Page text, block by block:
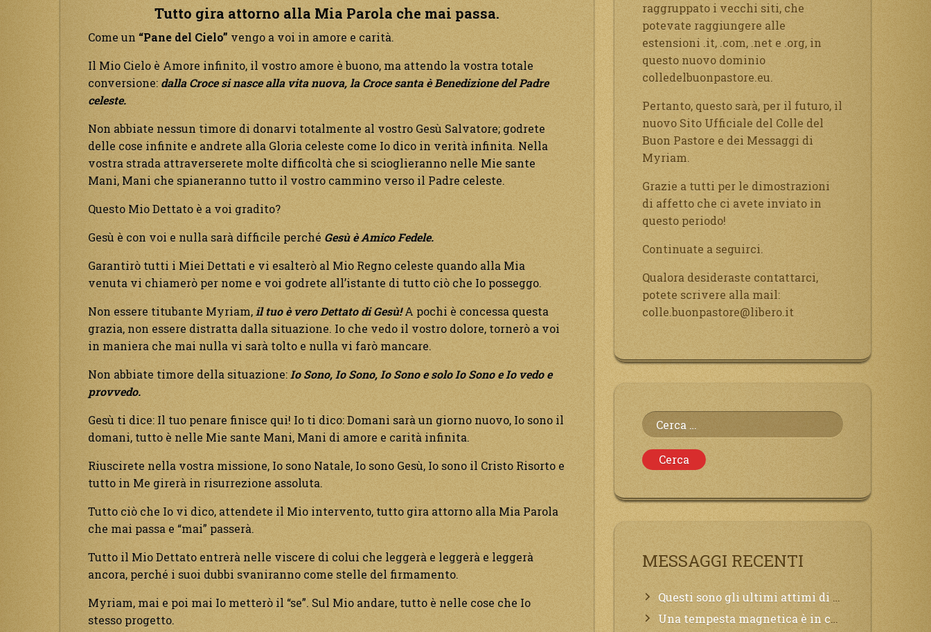
Tutto gira attorno alla Mia Parola che mai passa.
Come un “Pane del Cielo” vengo a voi in amore e carità.
Il Mio Cielo è Amore infinito, il vostro amore è buono, ma attendo la vostra totale
conversione: dalla Croce si nasce alla vita nuova, la Croce santa è Benedizione del Padre
celeste.
Non abbiate nessun timore di donarvi totalmente al vostro Gesù Salvatore; godrete
delle cose infinite e andrete alla Gloria celeste come Io dico in verità infinita. Nella
vostra strada attraverserete molte difficoltà che si scioglieranno nelle Mie sante
Mani, Mani che spianeranno tutto il vostro cammino verso il Padre celeste.
Questo Mio Dettato è a voi gradito?
Gesù è con voi e nulla sarà difficile perché Gesù è Amico Fedele.
Garantirò tutti i Miei Dettati e vi esalterò al Mio Regno celeste quando alla Mia
venuta vi chiamerò per nome e voi godrete all’istante di tutto ciò che Io posseggo.
Non essere titubante Myriam,il tuo è vero Dettato di Gesù!A pochi è concessa questa
grazia, non essere distratta dalla situazione. Io che vedo il vostro dolore, tornerò a voi
in maniera che mai nulla vi sarà tolto e nulla vi farò mancare.
Non abbiate timore della situazione:Io Sono, Io Sono, Io Sono e solo Io Sono e Io vedo e
provvedo.
Gesù ti dice: Il tuo penare finisce qui! Io ti dico: Domani sarà un giorno nuovo, Io sono il
domani, tutto è nelle Mie sante Mani, Mani di amore e carità infinita.
Riuscirete nella vostra missione, Io sono Natale, Io sono Gesù, Io sono il Cristo Risorto e
tutto in Me girerà in risurrezione assoluta.
Tutto ciò che Io vi dico, attendete il Mio intervento, tutto gira attorno alla Mia Parola
che mai passa e “mai” passerà.
Tutto il Mio Dettato entrerà nelle viscere di colui che leggerà e leggerà e leggerà
ancora, perché i suoi dubbi svaniranno come stelle del firmamento.
Myriam, mai e poi mai Io metterò il “se”. Sul Mio andare, tutto è nelle cose che Io
stesso progetto.
raggruppato i vecchi siti, che
potevate raggiungere alle
estensioni .it, .com, .net e .org, in
questo nuovo dominio
colledelbuonpastore.eu.
Pertanto, questo sarà, per il futuro, il
nuovo Sito Ufficiale del Colle del
Buon Pastore e dei Messaggi di
Myriam.
Grazie a tutti per le dimostrazioni
di affetto che ci avete inviato in
questo periodo!
Continuate a seguirci.
Qualora desideraste contattarci,
potete scrivere alla mail:
colle.buonpastore@libero.it
Ricerca
per:
MESSAGGI RECENTI
Questi sono gli ultimi attimi di vita, chi si vuole salvare Mi chiami in suo aiuto.
Una tempesta magnetica è in corso, questa generazione patirà. Il black out non tarderà ad arrivare e tutta la Terra sarà oscurata.